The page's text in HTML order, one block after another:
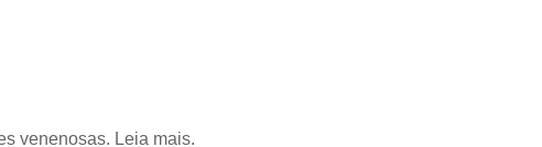
venenosas. Leia mais.